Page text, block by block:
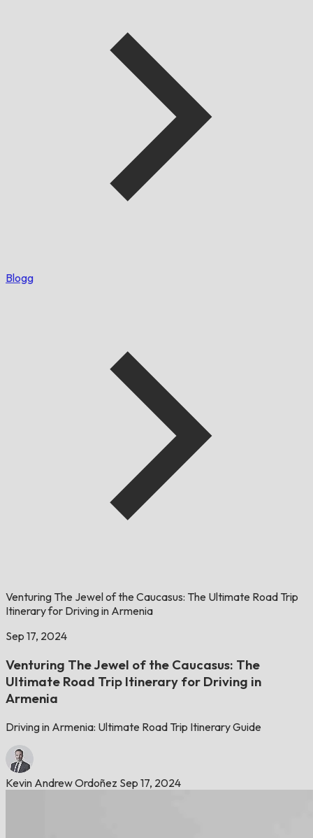
Blogg
Venturing The Jewel of the Caucasus: The Ultimate Road Trip
Itinerary for Driving in Armenia
Sep 17, 2024
Venturing The Jewel of the Caucasus: The
Ultimate Road Trip Itinerary for Driving in
Armenia
Driving in Armenia: Ultimate Road Trip Itinerary Guide
Kevin Andrew Ordoñez Sep 17, 2024